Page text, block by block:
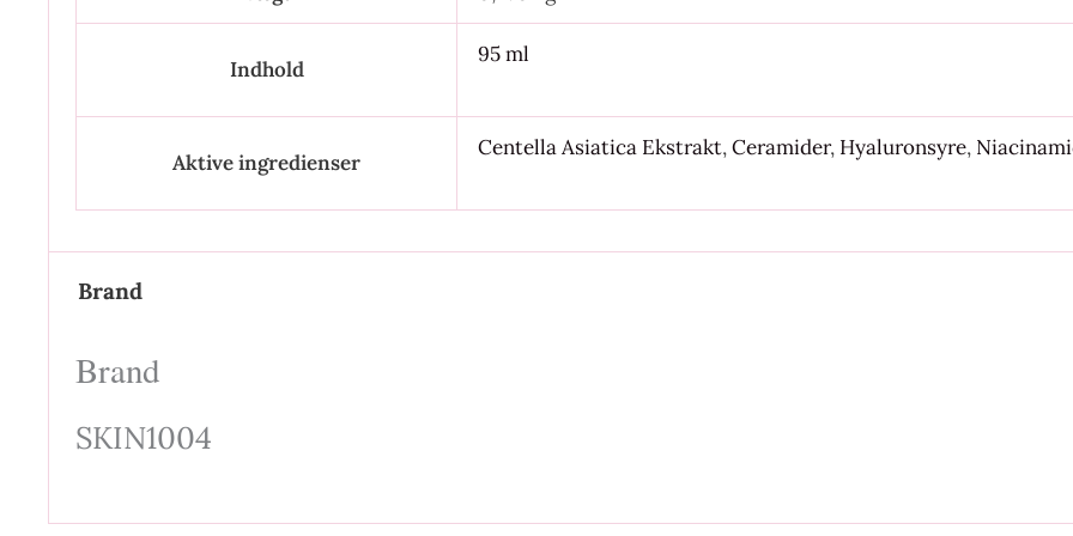
Indhold
95 ml
Aktive ingredienser
Centella Asiatica Ekstrakt,Ceramider, Hyaluronsyre,
Brand
Brand
SKIN1004